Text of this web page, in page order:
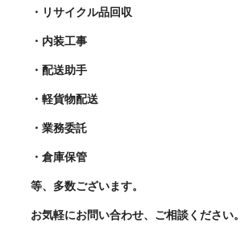
・リサイクル品回収
・内装工事
・配送助手
・軽貨物配送
・業務委託
・倉庫保管
等、多数ございます。
お気軽にお問い合わせ、ご相談ください。